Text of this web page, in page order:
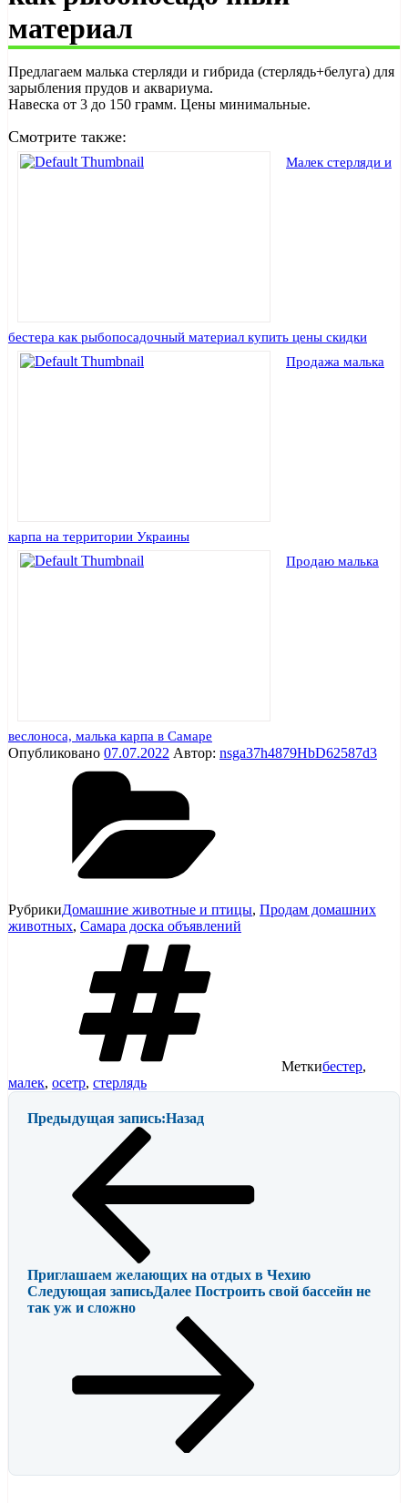
материал
Предлагаем малька стерляди и гибрида (стерлядь+белуга) для
зарыбления прудов и аквариума.
Навеска от 3 до 150 грамм. Цены минимальные.
Смотрите также:
Малек стерляди и
бестера как рыбопосадочный материал купить цены скидки
Продажа малька
карпа на территории Украины
Продаю малька
веслоноса, малька карпа в Самаре
Опубликовано 07.07.2022 Автор: nsga37h4879HbD62587d3
РубрикиДомашние животные и птицы, Продам домашних
животных, Самара доска объявлений
Меткибестер,
малек, осетр, стерлядь
Предыдущая запись:Назад
Приглашаем желающих на отдых в Чехию
Следующая записьДалее Построить свой бассейн не
так уж и сложно